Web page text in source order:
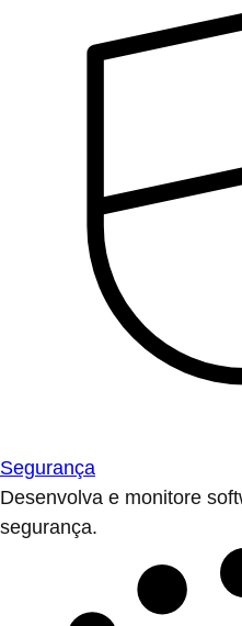
Segurança
Desenvolva e monitore
segurança.